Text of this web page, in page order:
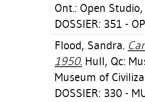
Ont.: Open
DOSSIER: 351 -
Flood, Sandra.
1950. Hull, Qc:
Museum of
DOSSIER: 330 -